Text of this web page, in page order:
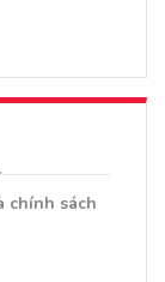
chính sách